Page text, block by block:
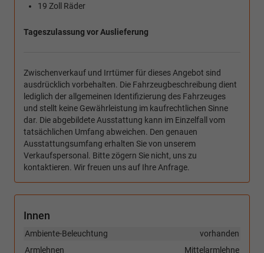
19 Zoll Räder
Tageszulassung vor Auslieferung
Zwischenverkauf und Irrtümer für dieses Angebot sind
ausdrücklich vorbehalten. Die Fahrzeugbeschreibung dient
lediglich der allgemeinen Identifizierung des Fahrzeuges
und stellt keine Gewährleistung im kaufrechtlichen Sinne
dar. Die abgebildete Ausstattung kann im Einzelfall vom
tatsächlichen Umfang abweichen. Den genauen
Ausstattungsumfang erhalten Sie von unserem
Verkaufspersonal. Bitte zögern Sie nicht, uns zu
kontaktieren. Wir freuen uns auf Ihre Anfrage.
Innen
vorhanden
Ambiente-Beleuchtung
Mittelarmlehne
Armlehnen